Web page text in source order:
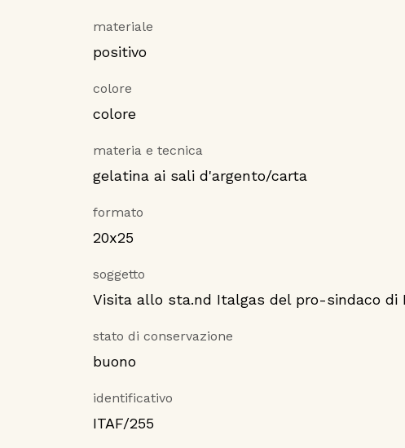
materiale
positivo
colore
colore
materia e tecnica
gelatina ai sali d'argento/carta
formato
20x25
soggetto
Visita allo sta.nd Italgas del pro-sindaco di
stato di conservazione
buono
identificativo
ITAF/255